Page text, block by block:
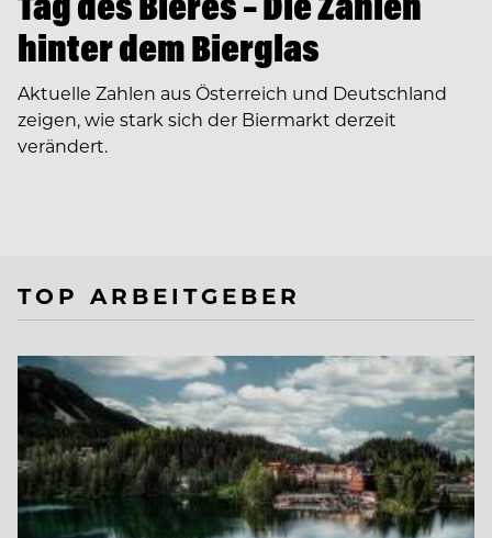
hinter dem Bierglas
Aktuelle Zahlen aus Österreich und Deutschland
zeigen, wie stark sich der Biermarkt derzeit
verändert.
TOP ARBEITGEBER